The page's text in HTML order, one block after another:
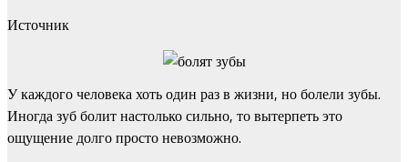
Источник
У каждого человека хоть один раз в жизни, но болели зубы.
Иногда зуб болит настолько сильно, то вытерпеть это
ощущение долго просто невозможно.